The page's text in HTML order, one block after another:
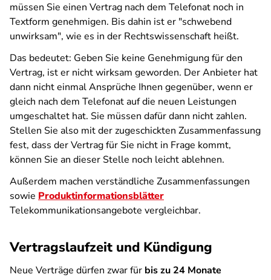
müssen Sie einen Vertrag nach dem Telefonat noch in
Textform genehmigen. Bis dahin ist er "schwebend
unwirksam", wie es in der Rechtswissenschaft heißt.
Das bedeutet: Geben Sie keine Genehmigung für den
Vertrag, ist er nicht wirksam geworden. Der Anbieter hat
dann nicht einmal Ansprüche Ihnen gegenüber, wenn er
gleich nach dem Telefonat auf die neuen Leistungen
umgeschaltet hat. Sie müssen dafür dann nicht zahlen.
Stellen Sie also mit der zugeschickten Zusammenfassung
fest, dass der Vertrag für Sie nicht in Frage kommt,
können Sie an dieser Stelle noch leicht ablehnen.
Außerdem machen verständliche Zusammenfassungen
sowie Produktinformationsblätter
Telekommunikationsangebote vergleichbar.
Vertragslaufzeit und Kündigung
Neue Verträge dürfen zwar für bis zu 24 Monate